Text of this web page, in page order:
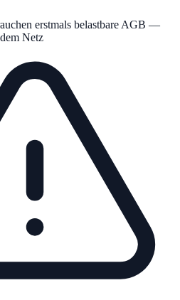
erstmals belastbare AGB —
Netz